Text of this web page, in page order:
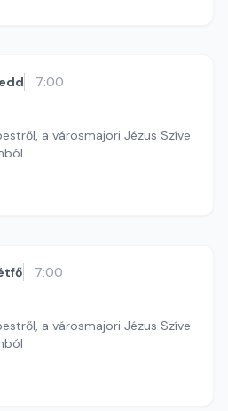
7:00
a városmajori Jézus Szíve
7:00
a városmajori Jézus Szíve